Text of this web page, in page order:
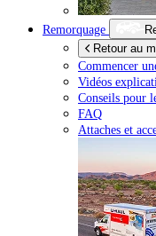
Remorquage
Retour au
Commencer
Vidéos
Conseils pour
FAQ
Attaches et